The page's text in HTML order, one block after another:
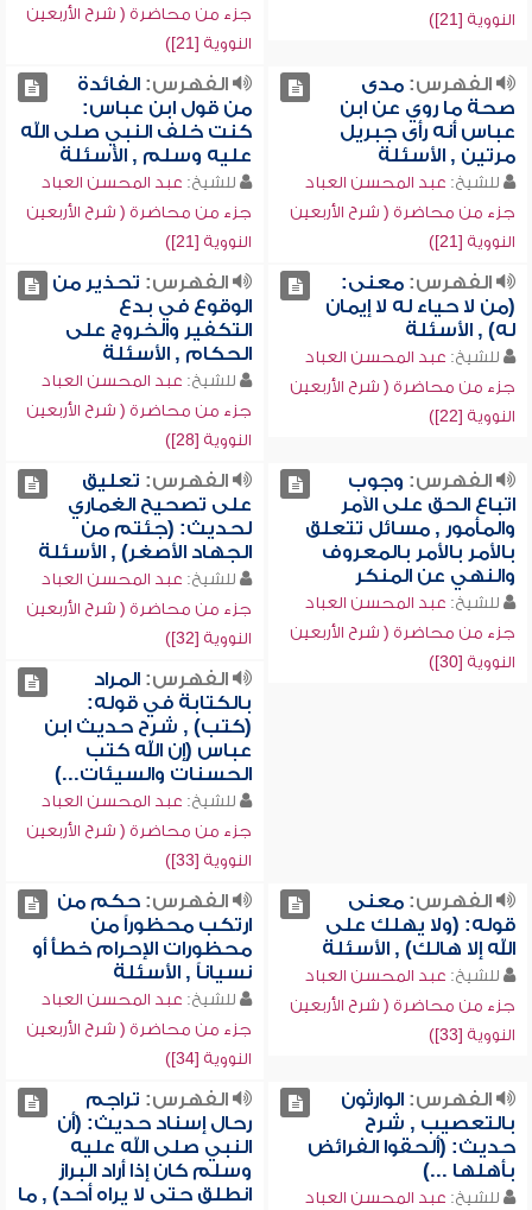
النووية [21])
جزء من محاضرة ( شرح الأربعين
النووية [21])
الفهرس:مدى
صحة ما روي عن ابن
عباس أنه رأى جبريل
مرتين , الأسئلة
للشيخ: عبد المحسن العباد
جزء من محاضرة ( شرح الأربعين
النووية [21])
الفهرس:الفائدة
من قول ابن عباس:
كنت خلف النبي صلى الله
عليه وسلم , الأسئلة
للشيخ: عبد المحسن العباد
جزء من محاضرة ( شرح الأربعين
النووية [21])
الفهرس:معنى:
(من لا حياء له لا إيمان
له) , الأسئلة
للشيخ: عبد المحسن العباد
جزء من محاضرة ( شرح الأربعين
النووية [22])
الفهرس: تحذير من
الوقوع في بدع
التكفير والخروج على
الحكام , الأسئلة
للشيخ: عبد المحسن العباد
جزء من محاضرة ( شرح الأربعين
النووية [28])
الفهرس: وجوب
اتباع الحق على الآمر
والمأمور , مسائل تتعلق
بالأمر بالأمر بالمعروف
والنهي عن المنكر
للشيخ: عبد المحسن العباد
جزء من محاضرة ( شرح الأربعين
النووية [30])
الفهرس: تعليق
على تصحيح الغماري
لحديث: (جئتم من
الجهاد الأصغر) , الأسئلة
للشيخ: عبد المحسن العباد
جزء من محاضرة ( شرح الأربعين
النووية [32])
الفهرس:المراد
بالكتابة في قوله:
(كتب) , شرح حديث ابن
عباس (إن الله كتب
الحسنات والسيئات...)
للشيخ: عبد المحسن العباد
جزء من محاضرة ( شرح الأربعين
النووية [33])
الفهرس:معنى
قوله: (ولا يهلك على
الله إلا هالك) , الأسئلة
للشيخ: عبد المحسن العباد
جزء من محاضرة ( شرح الأربعين
النووية [33])
الفهرس:حكم من
ارتكب محظوراً من
محظورات الإحرام خطأً أو
نسياناً , الأسئلة
للشيخ: عبد المحسن العباد
جزء من محاضرة ( شرح الأربعين
النووية [34])
الفهرس:الوارثون
بالتعصيب , شرح
حديث: (ألحقوا الفرائض
بأهلها ...)
للشيخ: عبد المحسن العباد
الفهرس: تراجم
رحال إسناد حديث: (أن
النبي صلى الله عليه
وسلم كان إذا أراد البراز
انطلق حتى لا يراه أحد) , ما